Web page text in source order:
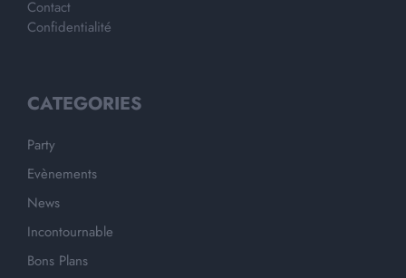
Contact
Confidentialité
CATEGORIES
Party
Evènements
News
Incontournable
Bons Plans